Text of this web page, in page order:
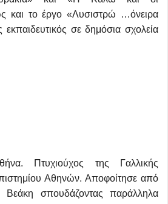
και το έργο «Λυσιστρώ …όνειρα
σε δημόσια σχολεία
Πτυχιούχος της Γαλλικής
Αθηνών. Αποφοίτησε από
Βεάκη σπουδάζοντας παράλληλα